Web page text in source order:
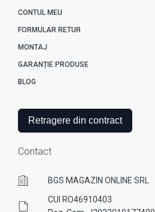
CONTUL MEU
FORMULAR RETUR
MONTAJ
GARANȚIE PRODUSE
BLOG
Retragere din contract
Contact
BGS MAGAZIN ONLINE SRL
CUI RO46910403